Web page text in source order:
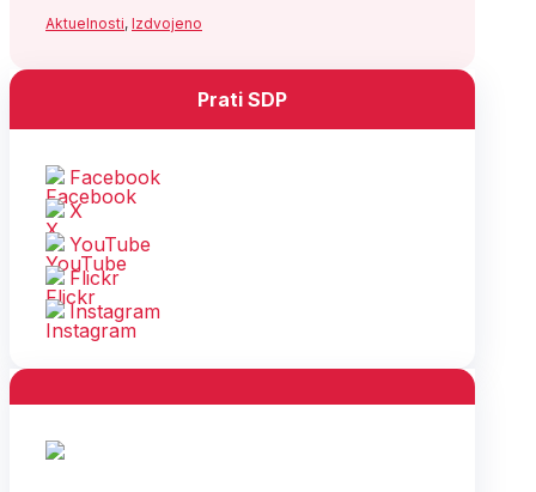
Aktuelnosti, Izdvojeno
Prati SDP
Facebook
X
YouTube
Flickr
Instagram